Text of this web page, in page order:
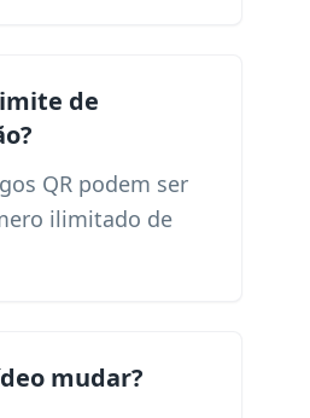
de
QR podem ser
ilimitado de
mudar?